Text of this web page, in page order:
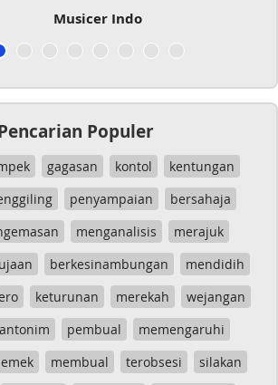
Musicer Indo
Populer
gagasan kontol
kentungan
penyampaian
bersahaja
menganalisis
merajuk
berkesinambungan
mendidih
keturunan merekah
wejangan
antonim pembual
memengaruhi
membual terobsesi
silakan